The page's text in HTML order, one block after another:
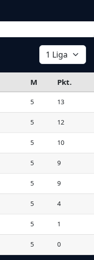
M Pkt.
5 13
5 12
5 10
5 9
5 9
5 4
5 1
5 0